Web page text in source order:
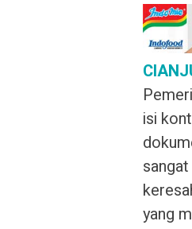
isi
yang